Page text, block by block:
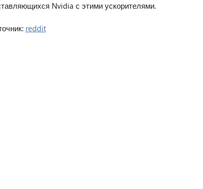
Nvidia с этими ускорителями.
reddit